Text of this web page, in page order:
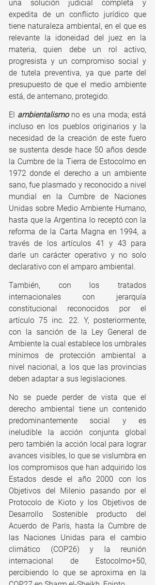
una solución judicial completa y
expedita de un conflicto jurídico que
tiene naturaleza ambiental, en el que es
relevante la idoneidad del juez en la
materia, quien debe un rol activo,
progresista y un compromiso social y
de tutela preventiva, ya que parte del
presupuesto de que el medio ambiente
está, de antemano, protegido.
El ambientalismo no es una moda; está
incluso en los pueblos originarios y la
necesidad de la creación de este fuero
se sustenta desde hace 50 años desde
la Cumbre de la Tierra de Estocolmo en
1972 donde el derecho a un ambiente
sano, fue plasmado y reconocido a nivel
mundial en la Cumbre de Naciones
Unidas sobre Medio Ambiente Humano,
hasta que la Argentina lo receptó con la
reforma de la Carta Magna en 1994, a
través de los artículos 41 y 43 para
darle un carácter operativo y no solo
declarativo con el amparo ambiental.
También, con los tratados
internacionales con jerarquía
constitucional reconocidos por el
artículo 75 inc. 22. Y, posteriormente,
con la sanción de la Ley General de
Ambiente la cual establece los umbrales
mínimos de protección ambiental a
nivel nacional, a los que las provincias
deben adaptar a sus legislaciones.
No se puede perder de vista que el
derecho ambiental tiene un contenido
predominantemente social y es
ineludible la acción conjunta global
pero también la acción local para lograr
avances visibles, lo que se vislumbra en
los compromisos que han adquirido los
Estados desde el año 2000 con los
Objetivos del Milenio pasando por el
Protocolo de Kioto y los Objetivos de
Desarrollo Sostenible producto del
Acuerdo de París, hasta la Cumbre de
las Naciones Unidas para el cambio
climático (COP26) y la reunión
internacional de Estocolmo+50,
percibiendo lo que se aproxima en la